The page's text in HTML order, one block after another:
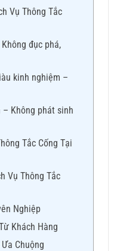
Vụ Thông Tắc
đục phá,
kinh nghiệm –
Không phát sinh
Tắc Cống Tại
Vụ Thông Tắc
Nghiệp
Khách Hàng
Chuộng